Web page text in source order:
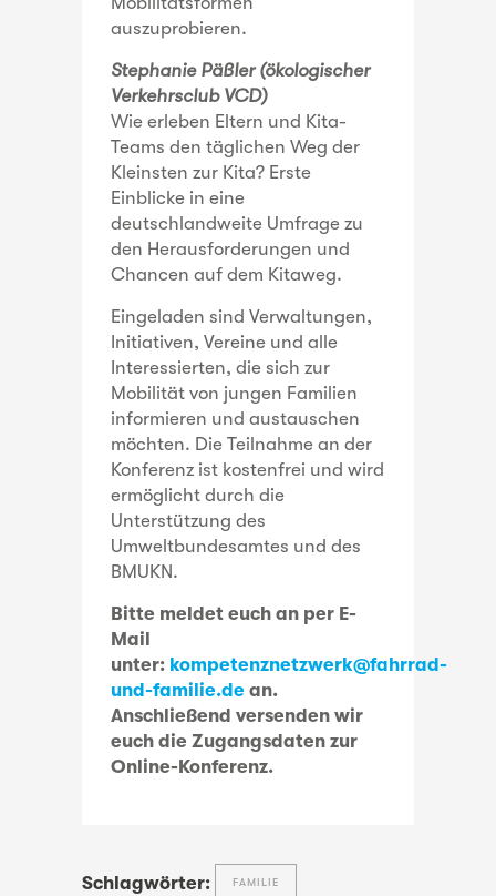
auszuprobieren.
Stephanie Päßler (ökologischer
Verkehrsclub VCD)
Wie erleben Eltern und Kita-
Teams den täglichen Weg der
Kleinsten zur Kita? Erste
Einblicke in eine
deutschlandweite Umfrage zu
den Herausforderungen und
Chancen auf dem Kitaweg.
Eingeladen sind Verwaltungen,
Initiativen, Vereine und alle
Interessierten, die sich zur
Mobilität von jungen Familien
informieren und austauschen
möchten. Die Teilnahme an der
Konferenz ist kostenfrei und wird
ermöglicht durch die
Unterstützung des
Umweltbundesamtes und des
BMUKN.
Bitte meldet euch an per E-
Mail
unter: kompetenznetzwerk@fahrrad-
und-familie.de an.
Anschließend versenden wir
euch die Zugangsdaten zur
Online-Konferenz.
Schlagwörter: FAMILIE